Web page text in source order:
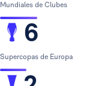
Mundiales de Clubes
6
Supercopas de Europa